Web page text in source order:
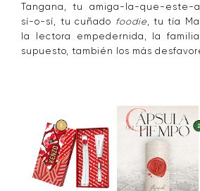
Tangana, tu amiga-la-que-este-
sí-o-sí, tu cuñado foodie , tu tía
la lectora empedernida, la
supuesto, también los más